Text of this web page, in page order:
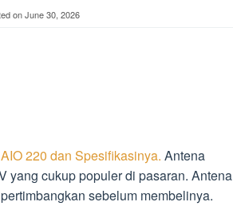
onJune 30, 2026
220 dan Spesifikasinya. Antena
yang cukup populer di pasaran. Antena
sebelum membelinya.